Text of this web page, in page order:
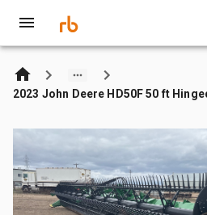
2023 John Deere HD50F 50 ft